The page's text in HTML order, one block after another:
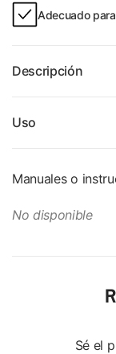
Adecuado para
Descripción
Uso
Manuales o
No disponible
Sé el